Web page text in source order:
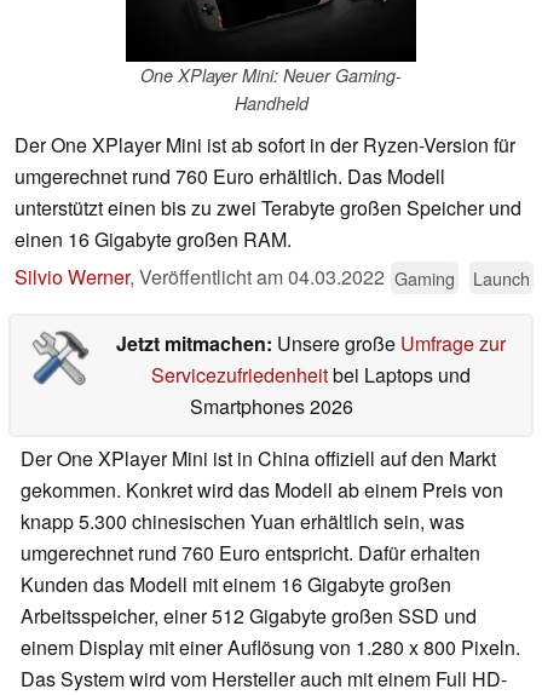
One XPlayer Mini: Neuer Gaming-
Handheld
Der One XPlayer Mini ist ab sofort in der Ryzen-Version für
umgerechnet rund 760 Euro erhältlich. Das Modell
unterstützt einen bis zu zwei Terabyte großen Speicher und
einen 16 Gigabyte großen RAM.
Silvio Werner, Veröffentlicht am04.03.2022 Gaming Launch
Jetzt mitmachen: Unsere große Umfrage zur
Servicezufriedenheitbei Laptops und
Smartphones 2026
Der One XPlayer Mini ist in China offiziell auf den Markt
gekommen. Konkret wird das Modell ab einem Preis von
knapp 5.300 chinesischen Yuan erhältlich sein, was
umgerechnet rund 760 Euro entspricht. Dafür erhalten
Kunden das Modell mit einem 16 Gigabyte großen
Arbeitsspeicher, einer 512 Gigabyte großen SSD und
einem Display mit einer Auflösung von 1.280 x 800 Pixeln.
Das System wird vom Hersteller auch mit einem Full HD-